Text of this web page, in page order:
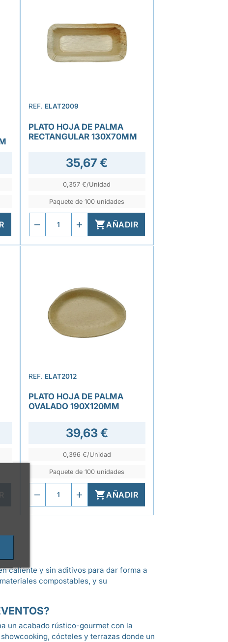
REF. ELAT2009
PLATO HOJA DE PALMA
RECTANGULAR 130X70MM
35,67 €
0,357 €/Unidad
Paquete de 100 unidades
AÑADIR
REF. ELAT2012
PLATO HOJA DE PALMA
OVALADO 190X120MM
39,63 €
0,396 €/Unidad
Paquete de 100 unidades
AÑADIR
caliente y sin aditivos para dar forma a
compostables, y su
un acabado rústico-gourmet con la
cócteles y terrazas donde un